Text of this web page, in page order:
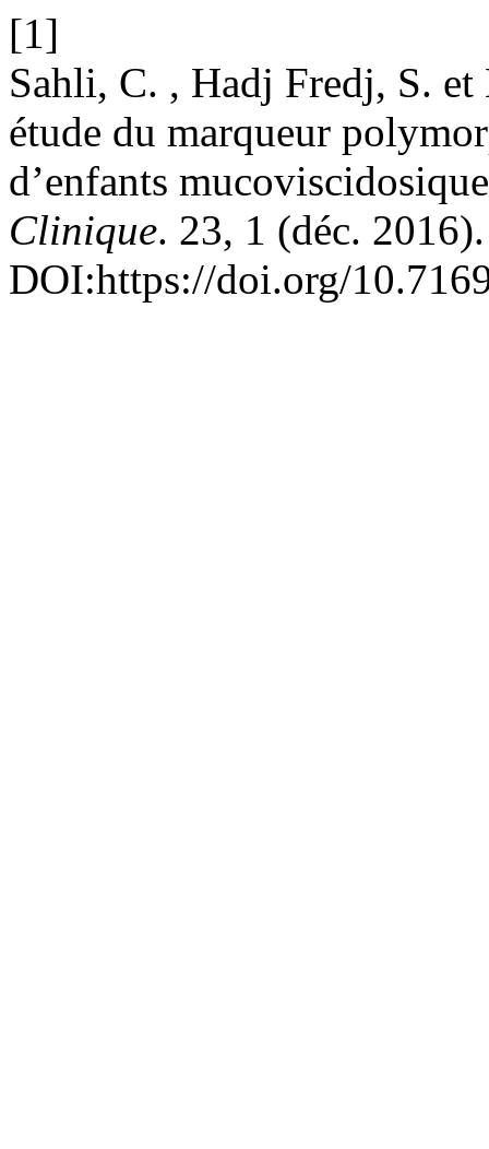
[1]
Sahli, C. , Hadj Fredj, S. et
étude du marqueur
d’enfants
Clinique. 23, 1 (déc. 2016).
DOI:https://doi.org/